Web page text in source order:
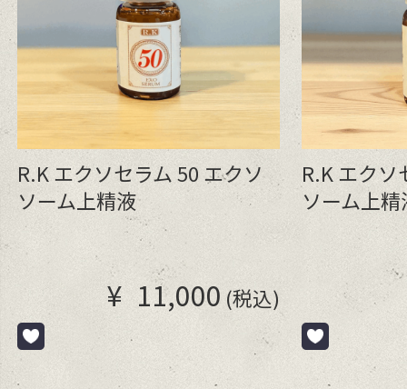
R.K エクソセラム 50 エクソ
ソーム上精液
¥ 11,000 (税込)
R.K エクソ
ソーム上精